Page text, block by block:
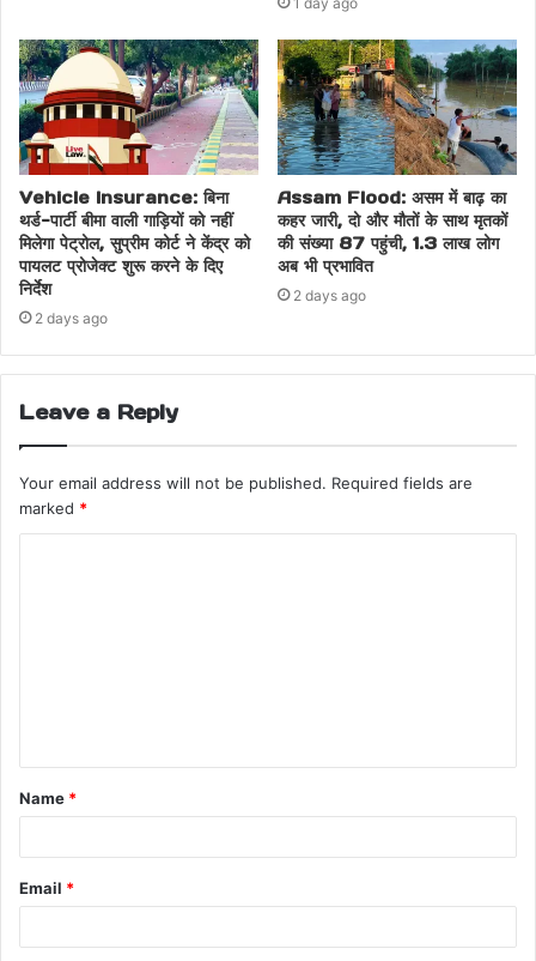
Vehicle Insurance: बिना
थर्ड-पार्टी बीमा वाली गाड़ियों को नहीं
मिलेगा पेट्रोल, सुप्रीम कोर्ट ने केंद्र को
पायलट प्रोजेक्ट शुरू करने के दिए
निर्देश
2 days ago
Assam Flood: असम में बाढ़ का
कहर जारी, दो और मौतों के साथ मृतकों
की संख्या 87 पहुंची, 1.3 लाख लोग
अब भी प्रभावित
2 days ago
Leave a Reply
Your email address will not be published. Required fields are
marked *
Name *
Email *